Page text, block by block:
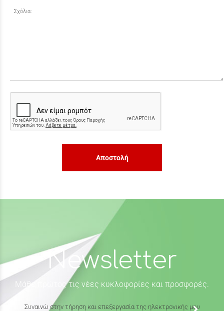
Σχόλια:
Αποστολή
Newsletter
Μάθε πρώτος τις νέες κυκλοφορίες και προσφορές.
Συναινώ στην τήρηση και επεξεργασία της ηλεκτρονικής μου